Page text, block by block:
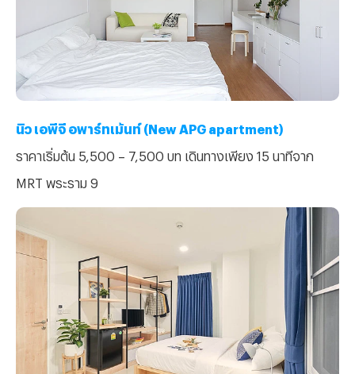
นิว เอพีจี อพาร์ทเม้นท์ (New APG apartment)
ราคาเริ่มต้น 5,500 – 7,500 บท เดินทางเพียง 15 นาทีจาก
MRT พระราม 9